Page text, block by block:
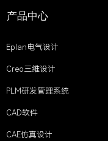
产品中心
Eplan电气设计
Creo三维设计
PLM研发管理系统
CAD软件
CAE仿真设计